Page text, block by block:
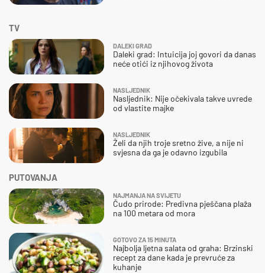
TV
DALEKI GRAD
Daleki grad: Intuicija joj govori da danas
neće otići iz njihovog života
NASLJEDNIK
Nasljednik: Nije očekivala takve uvrede
od vlastite majke
NASLJEDNIK
Želi da njih troje sretno žive, a nije ni
svjesna da ga je odavno izgubila
PUTOVANJA
NAJMANJA NA SVIJETU
Čudo prirode: Predivna pješčana plaža
na 100 metara od mora
GOTOVO ZA 15 MINUTA
Najbolja ljetna salata od graha: Brzinski
recept za dane kada je prevruće za
kuhanje